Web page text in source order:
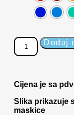
Dodaj
Cijena je sa
Slika prikazuje
maskice